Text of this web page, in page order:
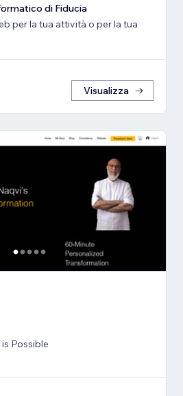
di Fiducia
per la tua attività o per la tua
Visualizza
Possible